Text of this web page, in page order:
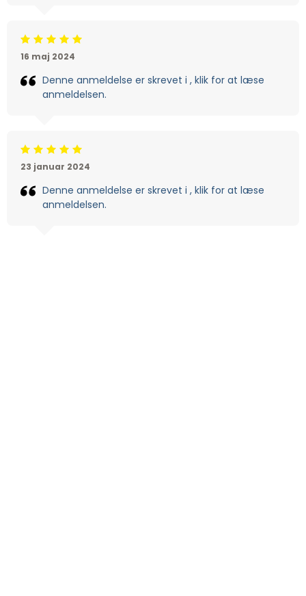
Beoordeling: 5/5
16 maj 2024
Denne anmeldelse er skrevet i , klik for at læse
anmeldelsen.
Beoordeling: 5/5
23 januar 2024
Denne anmeldelse er skrevet i , klik for at læse
anmeldelsen.